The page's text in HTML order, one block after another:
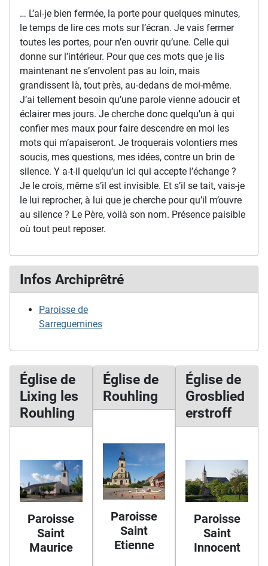
… L’ai-je bien fermée, la porte pour quelques minutes,
le temps de lire ces mots sur l’écran. Je vais fermer
toutes les portes, pour n’en ouvrir qu’une. Celle qui
donne sur l’intérieur. Pour que ces mots que je lis
maintenant ne s’envolent pas au loin, mais
grandissent là, tout près, au-dedans de moi-même.
J’ai tellement besoin qu’une parole vienne adoucir et
éclairer mes jours. Je cherche donc quelqu’un à qui
confier mes maux pour faire descendre en moi les
mots qui m’apaiseront. Je troquerais volontiers mes
soucis, mes questions, mes idées, contre un brin de
silence. Y a-t-il quelqu’un ici qui accepte l’échange ?
Je le crois, même s’il est invisible. Et s’il se tait, vais-je
le lui reprocher, à lui que je cherche pour qu’il m’ouvre
au silence ? Le Père, voilà son nom. Présence paisible
où tout peut reposer.
Infos Archiprêtré
Paroisse de
Sarreguemines
Église de
Lixing les
Rouhling
Paroisse
Saint
Maurice
Église de
Rouhling
Paroisse
Saint
Etienne
Église de
Grosblied
erstroff
Paroisse
Saint
Innocent